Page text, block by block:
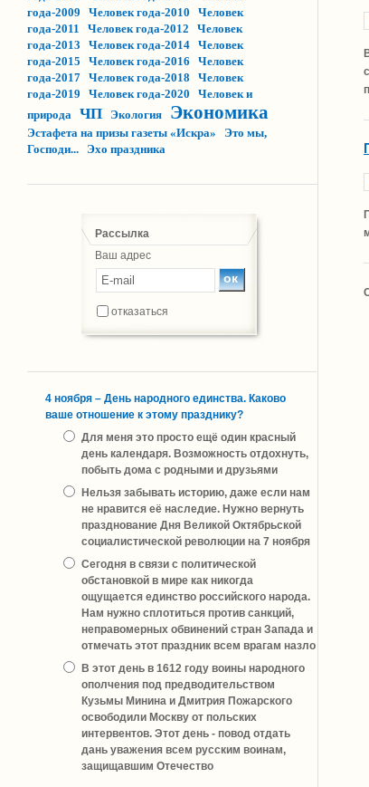
года-2009
Человек года-2010
Человек
года-2011
Человек года-2012
Человек
года-2013
Человек года-2014 Человек
года-2015
Человек года-2016
Человек
года-2017 Человек года-2018
Человек
года-2019
Человек года-2020
Человек и
природа ЧП Экология Экономика
Эстафета на призы газеты «Искра»
Это мы,
Господи...
Эхо праздника
Рассылка
Ваш адрес
отказаться
4 ноября – День народного единства. Каково
ваше отношение к этому празднику?
Для меня это просто ещё один красный
день календаря. Возможность отдохнуть,
побыть дома с родными и друзьями
Нельзя забывать историю, даже если нам
не нравится её наследие. Нужно вернуть
празднование Дня Великой Октябрьской
социалистической революции на 7 ноября
Сегодня в связи с политической
обстановкой в мире как никогда
ощущается единство российского народа.
Нам нужно сплотиться против санкций,
неправомерных обвинений стран Запада и
отмечать этот праздник всем врагам назло
В этот день в 1612 году воины народного
ополчения под предводительством
Кузьмы Минина и Дмитрия Пожарского
освободили Москву от польских
интервентов. Этот день - повод отдать
дань уважения всем русским воинам,
защищавшим Отечество